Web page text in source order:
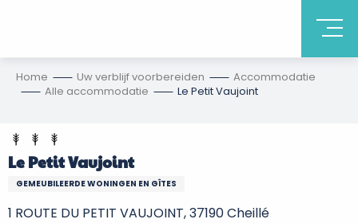
Home Uw verblijf voorbereiden
Accommodatie
Alle accommodatie
Le Petit Vaujoint
Le Petit Vaujoint
GEMEUBILEERDE WONINGEN EN GÎTES
1 ROUTE DU PETIT VAUJOINT, 37190 Cheillé